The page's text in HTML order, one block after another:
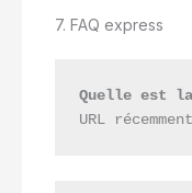
7. FAQ express
Quelle est la
URL